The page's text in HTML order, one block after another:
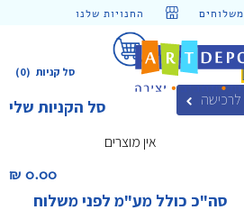
משלוחים החנויות שלנו
(0) סל קניות
סל הקניות שלי לרכישה
אין מוצרים
0.00 ₪‎
סה"כ כולל מע"מ לפני משלוח